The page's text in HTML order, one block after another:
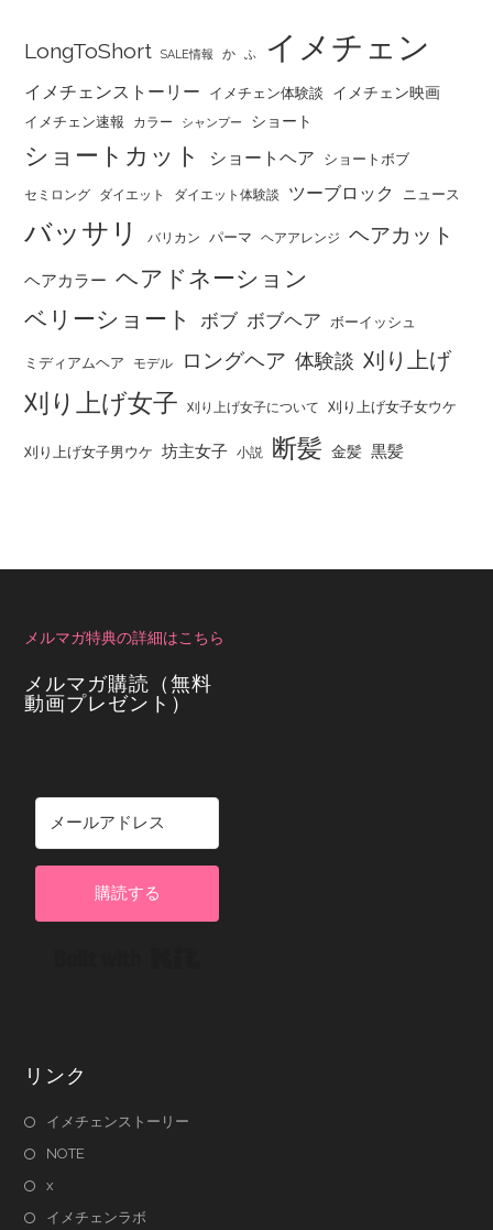
LongToShort SALE情報 か ふ イメチェン
イメチェンストーリー イメチェン体験談 イメチェン映画
イメチェン速報 カラー シャンプー ショート
ショートカット ショートヘア ショートボブ
セミロング ダイエット ダイエット体験談 ツーブロック ニュース
バッサリ バリカン パーマ ヘアアレンジ ヘアカット
ヘアカラー ヘアドネーション
ベリーショート
ボブ ボブヘア ボーイッシュ
ミディアムヘア モデル ロングヘア 体験談 刈り上げ
刈り上げ女子 刈り上げ女子について 刈り上げ女子女ウケ
刈り上げ女子男ウケ 坊主女子 小説 断髪 金髪 黒髪
メルマガ特典の詳細はこちら
メルマガ購読（無料
動画プレゼント）
購読する
リンク
イメチェンストーリー
NOTE
x
イメチェンラボ